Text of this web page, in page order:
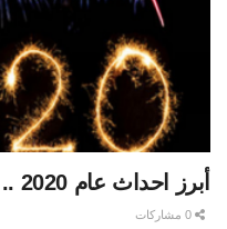
أبرز احداث عام 2020 .. الجزء الأول